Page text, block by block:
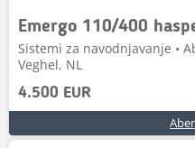
Emergo 110/400
Sistemi za navodnjavanje •
Veghel, NL
4.500 EUR